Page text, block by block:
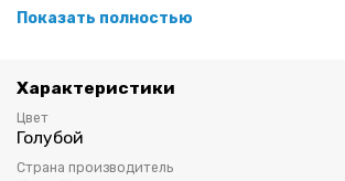
Эластичное кружево для пошива нижнего
Цвет: голубой/мультиколор
Показать полностью
Характеристики
Цвет
Голубой
Страна производитель